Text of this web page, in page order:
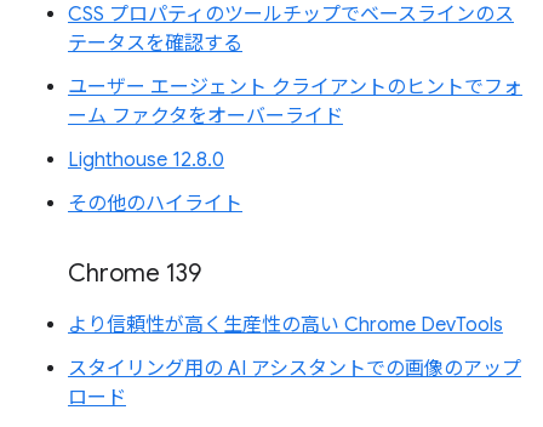
CSS プロパティのツールチップでベースラインのス
テータスを確認する
ユーザー エージェント クライアントのヒントでフォ
ーム ファクタをオーバーライド
Lighthouse 12.8.0
その他のハイライト
Chrome 139
より信頼性が高く生産性の高い Chrome DevTools
スタイリング用の AI アシスタントでの画像のアップ
ロード